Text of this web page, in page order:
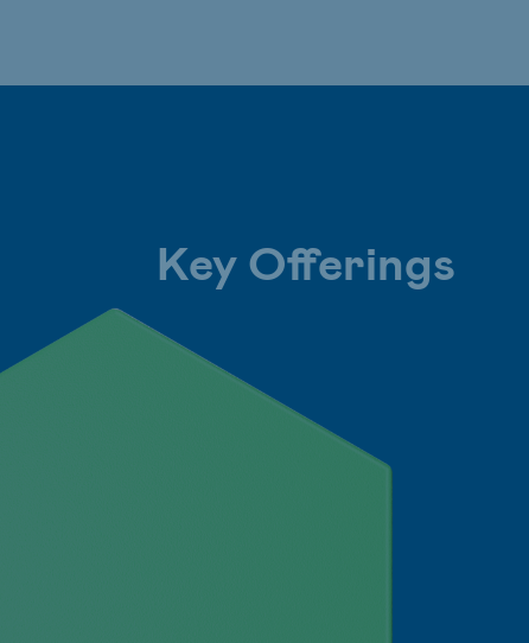
Key Offerings